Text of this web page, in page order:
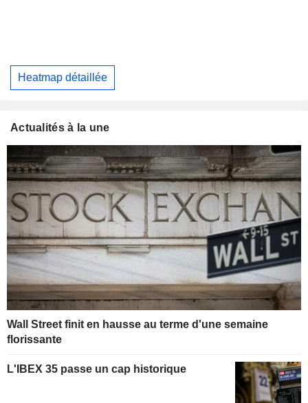
Heatmap détaillée
Actualités à la une
Wall Street finit en hausse au terme d'une semaine
florissante
L'IBEX 35 passe un cap historique